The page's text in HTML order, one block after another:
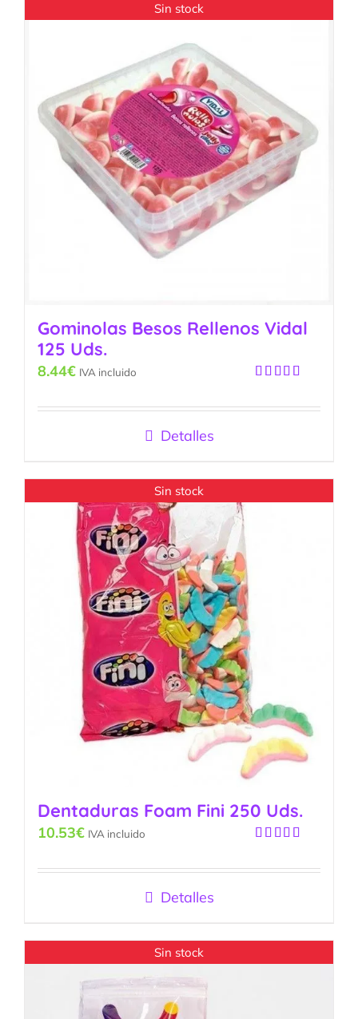
Sin stock
Gominolas Besos Rellenos Vidal
125 Uds.
5
8.44€ IVA incluido
Detalles
Sin stock
Dentaduras Foam Fini 250 Uds.
5
10.53€ IVA incluido
Detalles
Sin stock